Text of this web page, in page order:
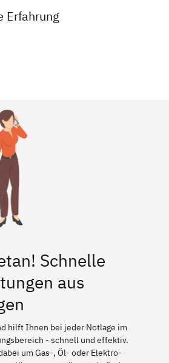
Erfahrung
Schnelle
aus
hilft Ihnen bei jeder Notlage im
- schnell und effektiv.
um Gas-, Öl- oder Elektro-